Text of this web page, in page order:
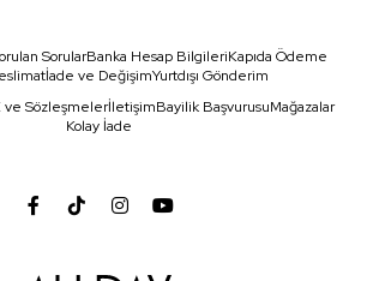
SorularBanka Hesap BilgileriKapıda Ödeme
İade ve DeğişimYurtdışı Gönderim
ve SözleşmelerİletişimBayilik BaşvurusuMağazalar
Kolay İade